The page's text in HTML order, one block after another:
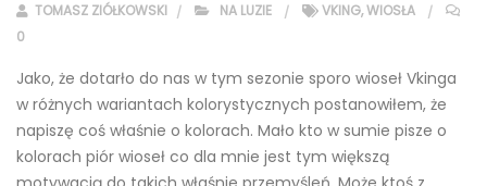
TOMASZ ZIÓŁKOWSKI NA LUZIE VKING,WIOSŁA
0
Jako, że dotarło do nas w tym sezonie sporo wioseł Vkinga
w różnych wariantach kolorystycznych postanowiłem, że
napiszę coś właśnie o kolorach. Mało kto w sumie pisze o
kolorach piór wioseł co dla mnie jest tym większą